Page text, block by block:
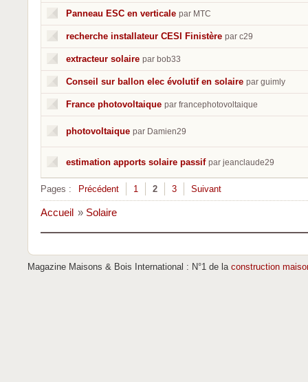
Panneau ESC en verticale par MTC
recherche installateur CESI Finistère par c29
extracteur solaire par bob33
Conseil sur ballon elec évolutif en solaire par guimly
France photovoltaique par francephotovoltaique
photovoltaique par Damien29
estimation apports solaire passif par jeanclaude29
Pages : Précédent 1 2 3 Suivant
Accueil » Solaire
Magazine Maisons & Bois International : N°1 de la construction